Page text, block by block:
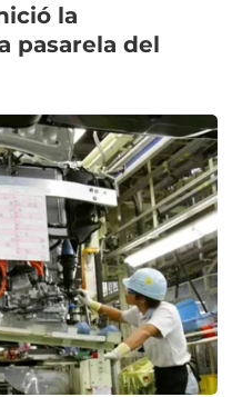
la
pasarela del